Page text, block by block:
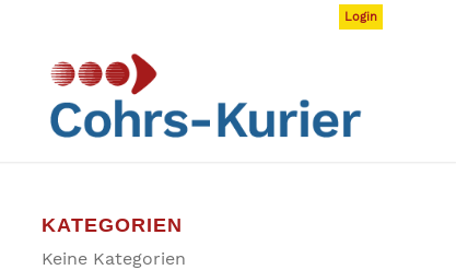
Login
KATEGORIEN
Keine Kategorien